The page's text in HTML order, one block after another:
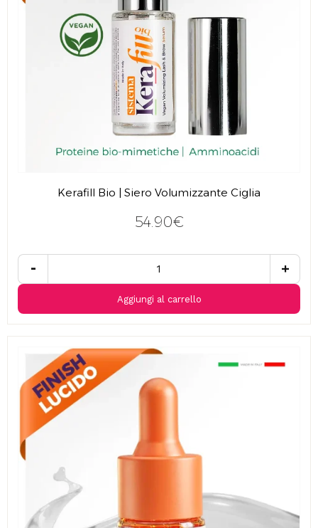
Kerafill Bio | Siero Volumizzante Ciglia
54.90€
- +
Aggiungi al carrello